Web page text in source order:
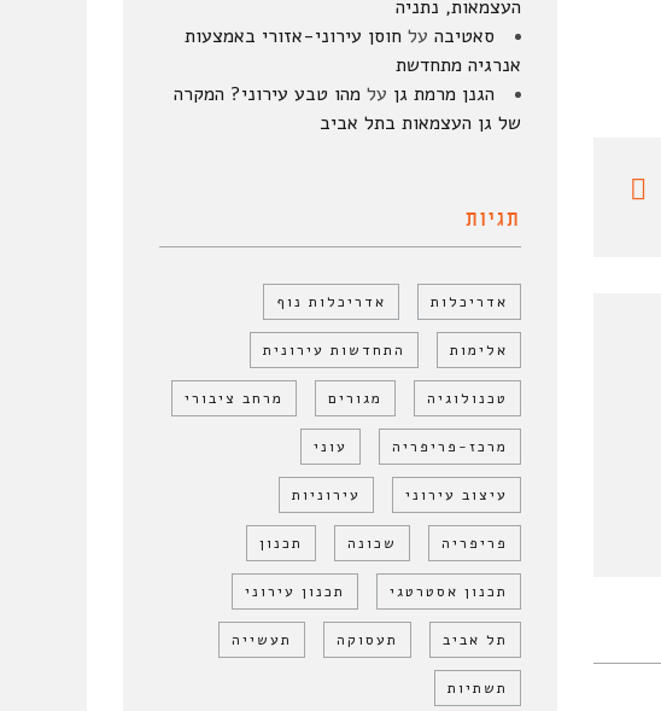
העצמאות, נתניה
סאטיבה על חוסן עירוני-אזורי באמצעות
אנרגיה מתחדשת
הגנן מרמת גן על מהו טבע עירוני? המקרה
של גן העצמאות בתל אביב
תגיות
אדריכלות אדריכלות נוף
אלימות התחדשות עירונית
טכנולוגיה מגורים מרחב ציבורי
מרכז-פריפריה עוני
עיצוב עירוני עירוניות
פריפריה שכונה תכנון
תכנון אסטרטגי תכנון עירוני
תל אביב תעסוקה תעשייה
תשתיות